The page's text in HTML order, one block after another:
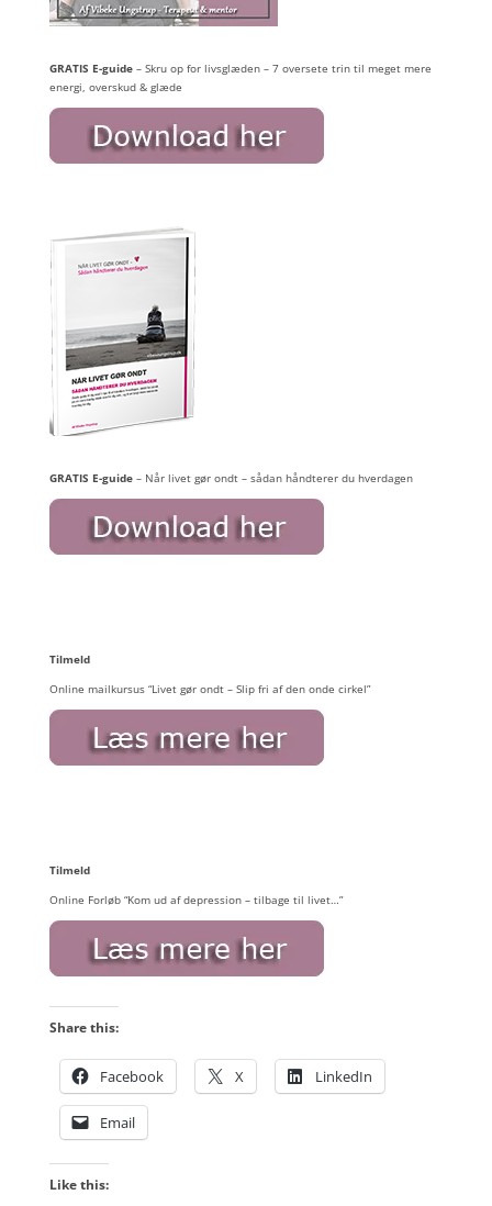
GRATIS E-guide– Skru op for livsglæden – 7 oversete trin til meget mere
energi, overskud & glæde
GRATIS E-guide– Når livet gør ondt – sådan håndterer du hverdagen
Tilmeld
Online mailkursus “Livet gør ondt – Slip fri af den onde cirkel”
Tilmeld
Online Forløb “Kom ud af depression – tilbage til livet…”
Share this:
Facebook X LinkedIn
Email
Like this: